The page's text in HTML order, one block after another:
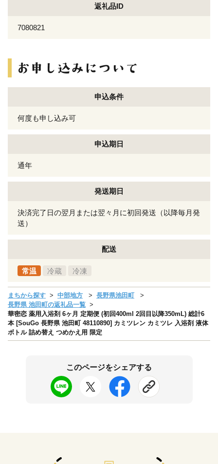
返礼品ID
7080821
申込条件
何度も申し込み可
申込期日
通年
発送期日
決済完了日の翌月または翌々月に初回発送（以降毎月発
送）
配送
常温 冷蔵 冷凍
まちから探す 中部地方
長野県池田町
長野県 池田町の返礼品一覧
華密恋 薬用入浴剤 6ヶ月 定期便 (初回400ml 2回目以降350mL) 総計6
本 [SouGo 長野県 池田町 48110890] カミツレン カミツレ 入浴剤 液体
ボトル 詰め替え つめかえ用 限定
このページをシェアする